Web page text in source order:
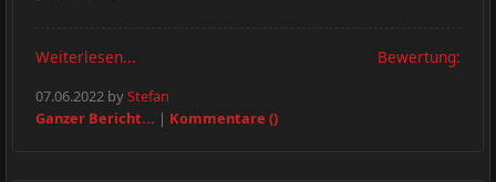
Weiterlesen... Bewertung:
07.06.2022 byStefan
Ganzer Bericht... | Kommentare ()